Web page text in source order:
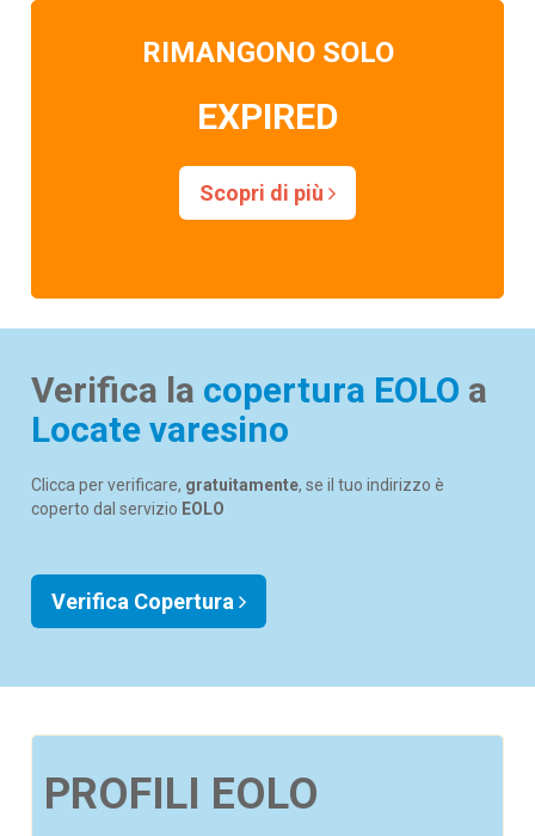
RIMANGONO SOLO
EXPIRED
Scopri di più
Verifica la copertura EOLO a
Locate varesino
Clicca per verificare, gratuitamente, se il tuo indirizzo è
coperto dal servizio EOLO
Verifica Copertura
PROFILI EOLO